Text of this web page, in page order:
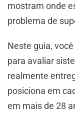
mostram onde
problema de
Neste guia,
para avaliar
realmente
posiciona em
em mais de 28